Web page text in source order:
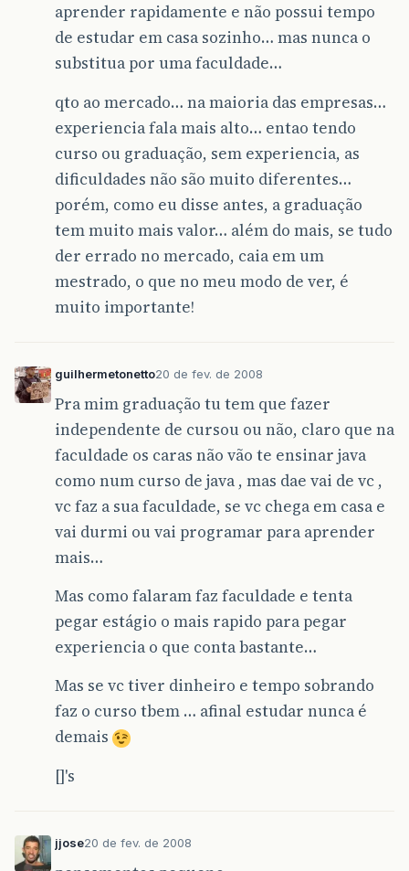
aprender rapidamente e não possui tempo
de estudar em casa sozinho… mas nunca o
substitua por uma faculdade…
qto ao mercado… na maioria das empresas…
experiencia fala mais alto… entao tendo
curso ou graduação, sem experiencia, as
dificuldades não são muito diferentes…
porém, como eu disse antes, a graduação
tem muito mais valor… além do mais, se tudo
der errado no mercado, caia em um
mestrado, o que no meu modo de ver, é
muito importante!
guilhermetonetto20 de fev. de 2008
Pra mim graduação tu tem que fazer
independente de cursou ou não, claro que na
faculdade os caras não vão te ensinar java
como num curso de java , mas dae vai de vc ,
vc faz a sua faculdade, se vc chega em casa e
vai durmi ou vai programar para aprender
mais…
Mas como falaram faz faculdade e tenta
pegar estágio o mais rapido para pegar
experiencia o que conta bastante…
Mas se vc tiver dinheiro e tempo sobrando
faz o curso tbem … afinal estudar nunca é
demais
[]'s
jjose20 de fev. de 2008